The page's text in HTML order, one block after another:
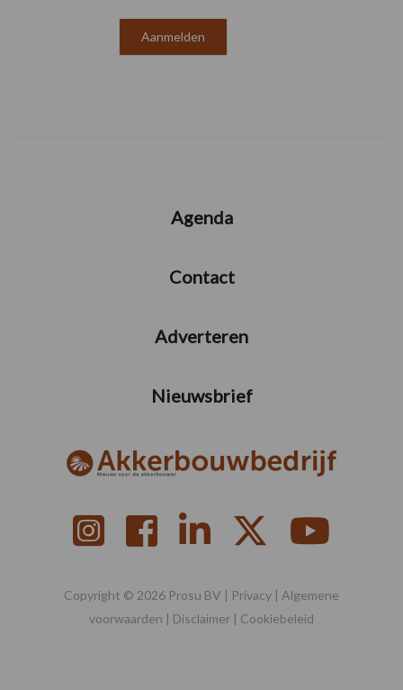
Agenda
Contact
Adverteren
Nieuwsbrief
Copyright © 2026 Prosu BV | Privacy | Algemene
voorwaarden | Disclaimer | Cookiebeleid